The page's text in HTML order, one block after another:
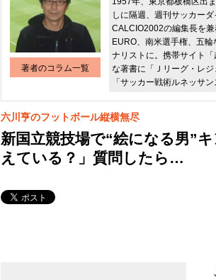
著者のコラム一覧
しに隔週、週刊サッカー
CALCIO2002の編集長を兼
EURO、南米選手権、五
ナリストに。携帯サイト
な著書に「Ｊリーグ・レ
「サッカー戦術ルネッサ
六川亨のフットボール縦横無尽
新国立競技場で“絵になる男”
えている？」質問したら…